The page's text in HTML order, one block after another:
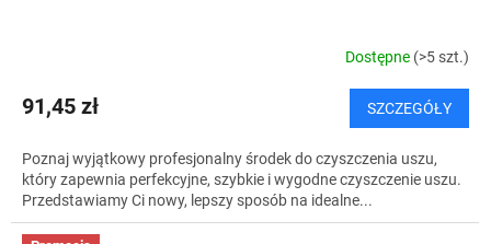
Dostępne (>5 szt.)
91,45 zł SZCZEGÓŁY
Poznaj wyjątkowy profesjonalny środek do czyszczenia uszu,
który zapewnia perfekcyjne, szybkie i wygodne czyszczenie uszu.
Przedstawiamy Ci nowy, lepszy sposób na idealne...